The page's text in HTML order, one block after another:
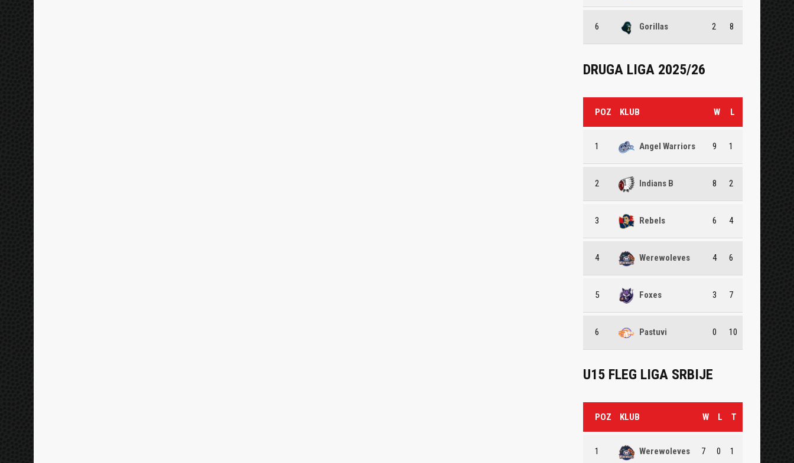
6 Gorillas 2 8
DRUGA LIGA 2025/26
POZ KLUB W L
1 Angel Warriors 9 1
2 Indians B 8 2
3 Rebels 6 4
4 Werewoleves 4 6
5 Foxes 3 7
6 Pastuvi 0 10
U15 FLEG LIGA SRBIJE
POZ KLUB W L T
1 Werewoleves 7 0 1